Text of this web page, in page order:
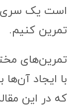
است یک سری
تمرین کنیم.
تمرین‌های
با ایجاد آن‌ها
که در این